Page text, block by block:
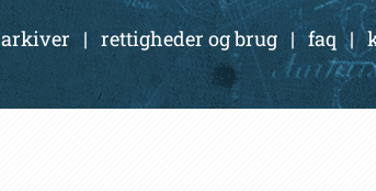
arkiver| rettigheder og brug|faq |